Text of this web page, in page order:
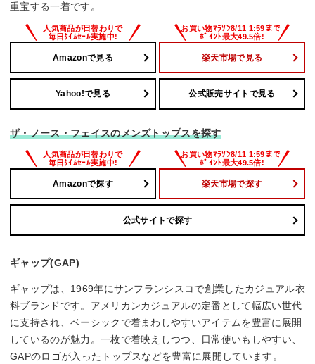
重宝する一着です。
Amazonで見る 楽天市場で見る
Yahoo!で見る 公式販売サイトで見る
ザ・ノース・フェイスのメンズトップスを探す
Amazonで探す 楽天市場で探す
公式サイトで探す
ギャップ(GAP)
ギャップは、1969年にサンフランシスコで創業したカジュアル衣
料ブランドです。アメリカンカジュアルの定番として幅広い世代
に支持され、ベーシックで着まわしやすいアイテムを豊富に展開
しているのが魅力。一枚で着映えしつつ、日常使いもしやすい、
GAPのロゴが入ったトップスなどを豊富に展開しています。